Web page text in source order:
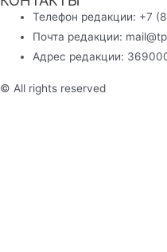
Телефон редакции: +7
Почта редакции:
Адрес редакции:
© All rights reserved